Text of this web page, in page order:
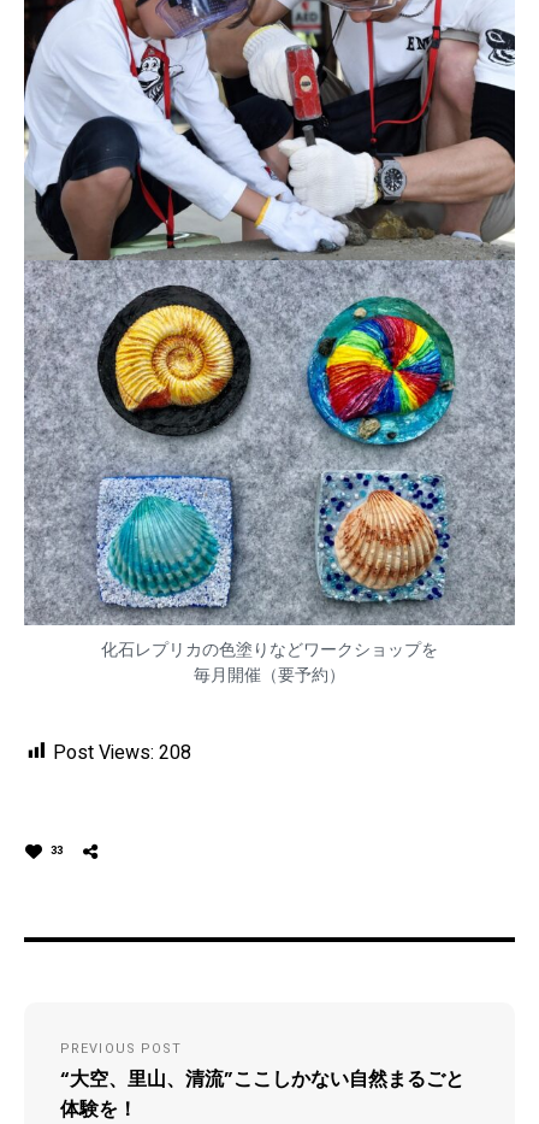
化石レプリカの色塗りなどワークショップを
毎月開催（要予約）
Post Views: 208
33
PREVIOUS POST
“大空、里山、清流”ここしかない自然まるごと
体験を！